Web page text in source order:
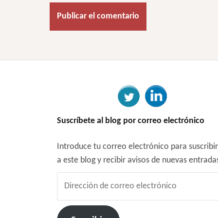
Suscríbete al blog por correo electrónico
Introduce tu correo electrónico para
a este blog y recibir avisos de nuevas
correo